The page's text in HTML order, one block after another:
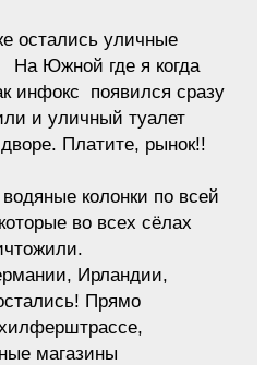
остались уличные
На Южной где я когда
инфокс появился сразу
и уличный туалет
Платите, рынок!!
колонки по всей
во всех сёлах
Ирландии,
Прямо
магазины